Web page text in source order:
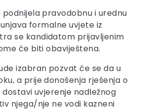
podnijela pravodobnu i urednu
formalne uvjete iz
se kandidatom prijavljenim
će biti obaviještena.
izabran pozvat će se da u
a prije donošenja rješenja o
dostavi uvjerenje nadležnog
njega/nje ne vodi kazneni